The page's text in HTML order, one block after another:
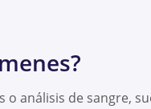
análisis de sangre,